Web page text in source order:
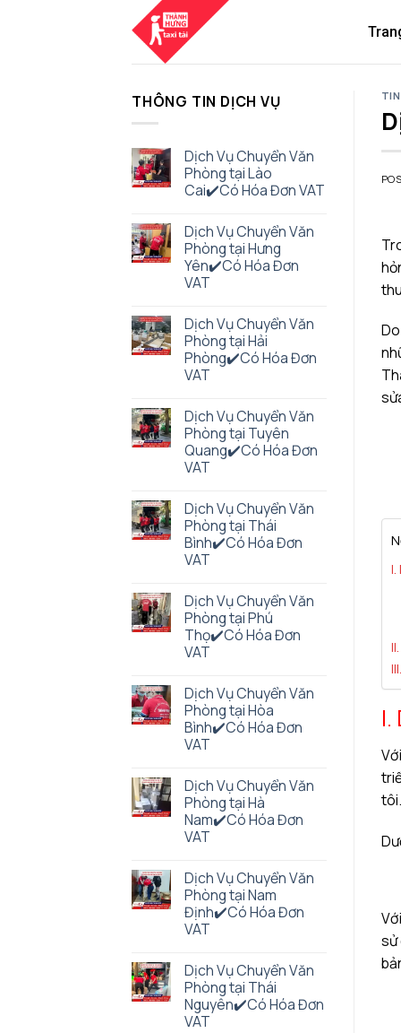
THÔNG TIN DỊCH VỤ
Dịch Vụ Chuyển Văn
Phòng tại Lào
Cai✔️Có Hóa Đơn VAT
Dịch Vụ Chuyển Văn
Phòng tại Hưng
Yên✔️Có Hóa Đơn
VAT
Dịch Vụ Chuyển Văn
Phòng tại Hải
Phòng✔️Có Hóa Đơn
VAT
Dịch Vụ Chuyển Văn
Phòng tại Tuyên
Quang✔️Có Hóa Đơn
VAT
Dịch Vụ Chuyển Văn
Phòng tại Thái
Bình✔️Có Hóa Đơn
VAT
Dịch Vụ Chuyển Văn
Phòng tại Phú
Thọ✔️Có Hóa Đơn
VAT
Dịch Vụ Chuyển Văn
Phòng tại Hòa
Bình✔️Có Hóa Đơn
VAT
Dịch Vụ Chuyển Văn
Phòng tại Hà
Nam✔️Có Hóa Đơn
VAT
Dịch Vụ Chuyển Văn
Phòng tại Nam
Định✔️Có Hóa Đơn
VAT
Dịch Vụ Chuyển Văn
Phòng tại Thái
Nguyên✔️Có Hóa Đơn
VAT
tôi.
sử